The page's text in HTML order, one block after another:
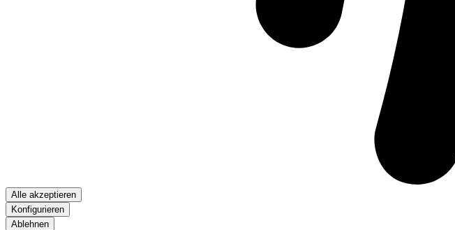
Alle akzeptieren
Konfigurieren
Ablehnen